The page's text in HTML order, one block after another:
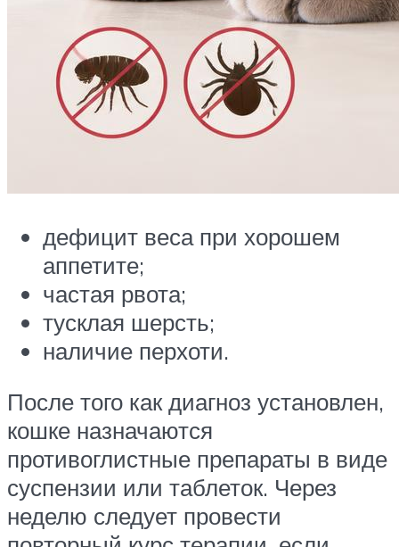
дефицит веса при хорошем
аппетите;
частая рвота;
тусклая шерсть;
наличие перхоти.
После того как диагноз установлен,
кошке назначаются
противоглистные препараты в виде
суспензии или таблеток. Через
неделю следует провести